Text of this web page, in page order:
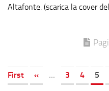
Altafonte. (scarica la cover
First
« ... 3 4 5